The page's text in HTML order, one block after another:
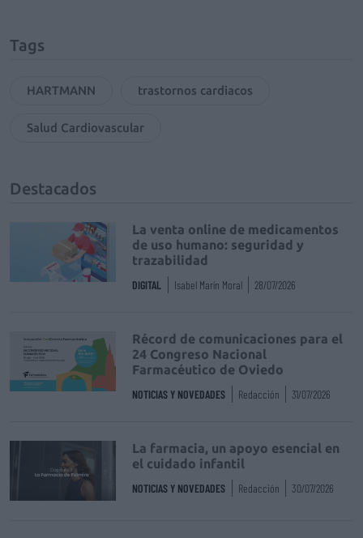
Tags
HARTMANN trastornos cardiacos
Salud Cardiovascular
Destacados
La venta online de medicamentos
de uso humano: seguridad y
trazabilidad
DIGITAL Isabel Marín Moral 28/07/2026
Récord de comunicaciones para el
24 Congreso Nacional
Farmacéutico de Oviedo
NOTICIAS Y NOVEDADES Redacción 31/07/2026
La farmacia, un apoyo esencial en
el cuidado infantil
NOTICIAS Y NOVEDADES Redacción 30/07/2026